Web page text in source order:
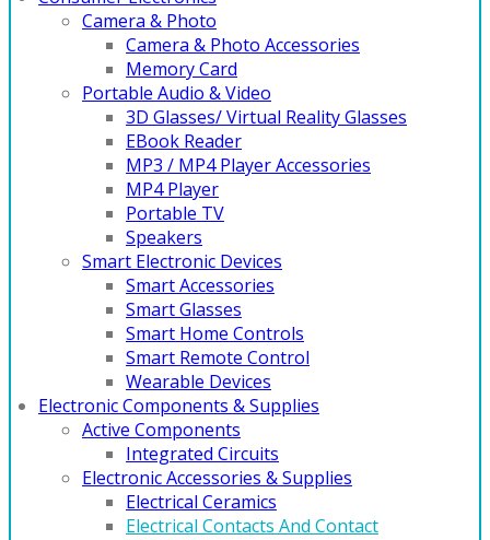
Camera & Photo
Camera & Photo Accessories
Memory Card
Portable Audio & Video
3D Glasses/ Virtual Reality Glasses
EBook Reader
MP3 / MP4 Player Accessories
MP4 Player
Portable TV
Speakers
Smart Electronic Devices
Smart Accessories
Smart Glasses
Smart Home Controls
Smart Remote Control
Wearable Devices
Electronic Components & Supplies
Active Components
Integrated Circuits
Electronic Accessories & Supplies
Electrical Ceramics
Electrical Contacts And Contact